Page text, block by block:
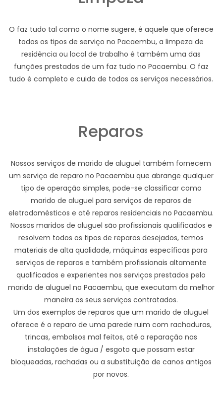
O faz tudo tal como o nome sugere, é aquele que oferece
todos os tipos de serviço no Pacaembu, a limpeza de
residência ou local de trabalho é também uma das
funções prestados de um faz tudo no Pacaembu. O faz
tudo é completo e cuida de todos os serviços necessários.
Reparos
Nossos serviços de marido de aluguel também fornecem
um serviço de reparo no Pacaembu que abrange qualquer
tipo de operação simples, pode-se classificar como
marido de aluguel para serviços de reparos de
eletrodomésticos e até reparos residenciais no Pacaembu.
Nossos maridos de aluguel são profissionais qualificados e
resolvem todos os tipos de reparos desejados, temos
materiais de alta qualidade, máquinas específicas para
serviços de reparos e também profissionais altamente
qualificados e experientes nos serviços prestados pelo
marido de aluguel no Pacaembu, que executam da melhor
maneira os seus serviços contratados.
Um dos exemplos de reparos que um marido de aluguel
oferece é o reparo de uma parede ruim com rachaduras,
trincas, embolsos mal feitos, até a reparação nas
instalações de água / esgoto que possam estar
bloqueadas, rachadas ou a substituição de canos antigos
por novos.